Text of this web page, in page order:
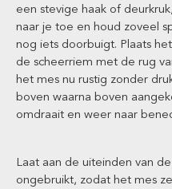
een stevige haak of
naar je toe en houd zoveel
nog iets doorbuigt. Plaats
de scheerriem met de rug
het mes nu rustig zonder
boven waarna boven
omdraait en weer naar
Laat aan de uiteinden van
ongebruikt, zodat het mes